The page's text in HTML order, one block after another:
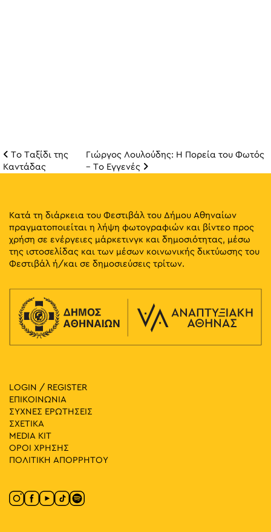
Πλοήγηση
Το Ταξίδι της
Καντάδας
Γιώργος Λουλούδης: Η Πορεία του Φωτός
– Το Εγγενές
Κατά τη διάρκεια του Φεστιβάλ του Δήμου Αθηναίων
πραγματοποιείται η λήψη φωτογραφιών και βίντεο προς
χρήση σε ενέργειες μάρκετινγκ και δημοσιότητας, μέσω
της ιστοσελίδας και των μέσων κοινωνικής δικτύωσης του
Φεστιβάλ ή/και σε δημοσιεύσεις τρίτων.
LOGIN / REGISTER
ΕΠΙΚΟΙΝΩΝΙΑ
ΣΥΧΝΕΣ ΕΡΩΤΗΣΕΙΣ
ΣΧΕΤΙΚΑ
MEDIA ΚIT
ΟΡΟΙ ΧΡΗΣΗΣ
ΠΟΛΙΤΙΚΗ ΑΠΟΡΡΗΤΟΥ